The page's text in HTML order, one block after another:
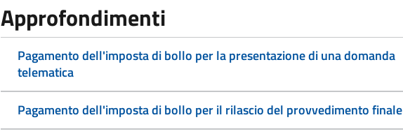
Approfondimenti
Pagamento dell'imposta di bollo per la presentazione di una domanda
telematica
Pagamento dell'imposta di bollo per il rilascio del provvedimento finale